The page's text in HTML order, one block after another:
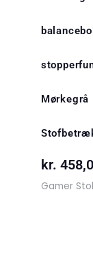
kr.
Gamer Stol